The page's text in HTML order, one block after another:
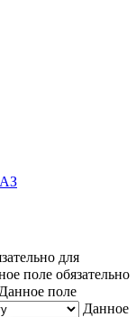
для
поле обязательно
Данное поле
Данное